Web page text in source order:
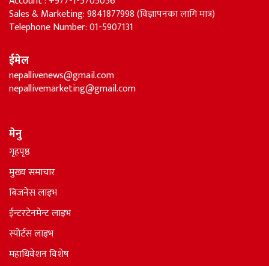
Sales & Marketing: 9841877998 (विज्ञापनका लागि मात्र)
Telephone Number: 01-5907131
ईमेल
nepallivenews@gmail.com
nepallivemarketing@gmail.com
मेनु
गृहपृष्ठ
मुख्य समाचार
बिजनेस लाइभ
ईन्टरटेनमेन्ट लाइभ
स्पोर्टस लाइभ
महाधिवेशन विशेष